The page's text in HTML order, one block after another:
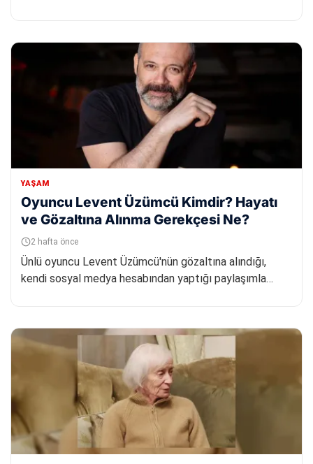
YAŞAM
Oyuncu Levent Üzümcü Kimdir? Hayatı
ve Gözaltına Alınma Gerekçesi Ne?
2 hafta önce
Ünlü oyuncu Levent Üzümcü'nün gözaltına alındığı,
kendi sosyal medya hesabından yaptığı paylaşımla